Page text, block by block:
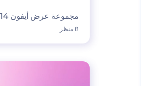
مجموعة عرض أيفون 14 أنيقة
8 منظر